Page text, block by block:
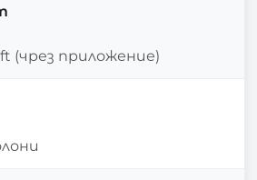
(чрез приложение)